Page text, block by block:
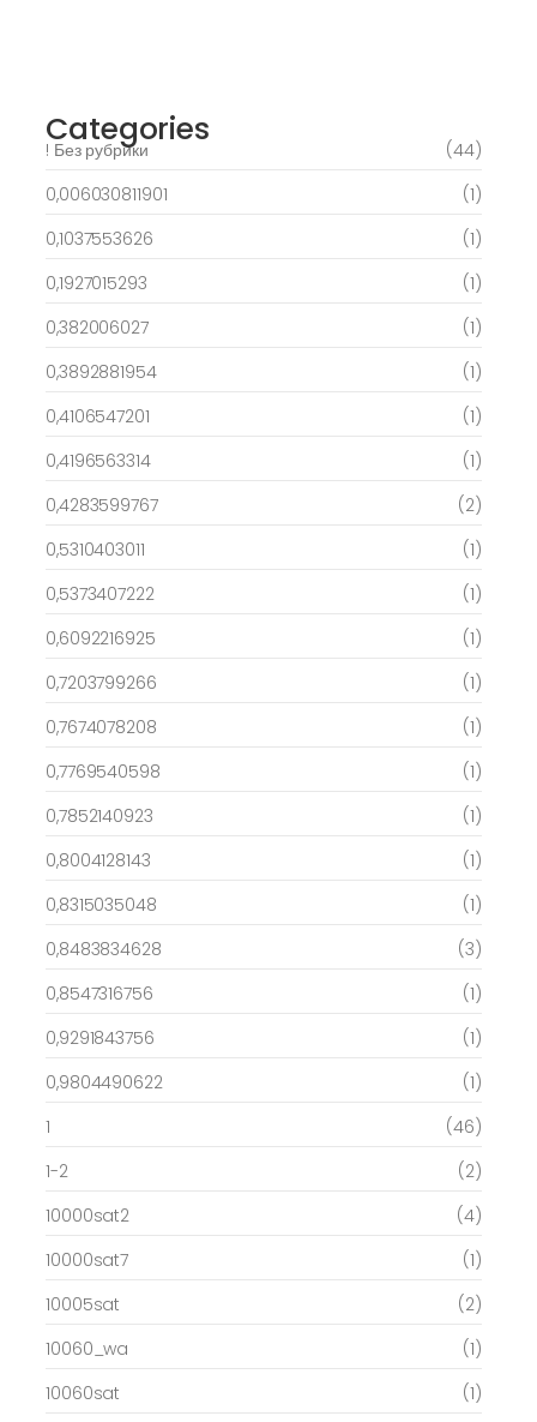
Categories
! Без рубрики
(44)
0,006030811901
(1)
0,1037553626
(1)
0,1927015293
(1)
0,382006027
(1)
0,3892881954
(1)
0,4106547201
(1)
0,4196563314
(1)
0,4283599767
(2)
0,5310403011
(1)
0,5373407222
(1)
0,6092216925
(1)
0,7203799266
(1)
0,7674078208
(1)
0,7769540598
(1)
0,7852140923
(1)
0,8004128143
(1)
0,8315035048
(1)
0,8483834628
(3)
0,8547316756
(1)
0,9291843756
(1)
0,9804490622
(1)
1
(46)
1-2
(2)
10000sat2
(4)
10000sat7
(1)
10005sat
(2)
10060_wa
(1)
10060sat
(1)